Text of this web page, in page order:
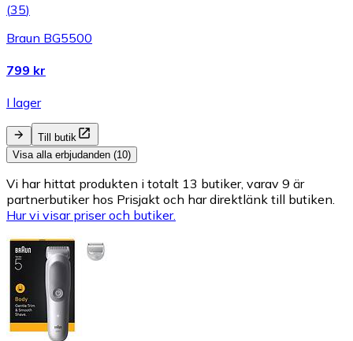
(35)
Braun BG5500
799 kr
I lager
Till butik
Visa alla erbjudanden (10)
Vi har hittat produkten i totalt 13 butiker, varav 9 är
partnerbutiker hos Prisjakt och har direktlänk till butiken.
Hur vi visar priser och butiker.